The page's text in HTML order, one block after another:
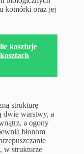
komórki oraz jej
kosztuje
strukturę
warstwy, a
a ogony
błonom
w strukturze